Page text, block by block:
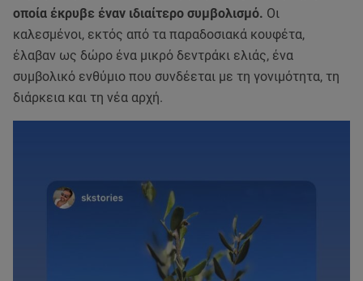
οποία έκρυβε έναν ιδιαίτερο συμβολισμό. Οι
καλεσμένοι, εκτός από τα παραδοσιακά κουφέτα,
έλαβαν ως δώρο ένα μικρό δεντράκι ελιάς, ένα
συμβολικό ενθύμιο που συνδέεται με τη γονιμότητα, τη
διάρκεια και τη νέα αρχή.